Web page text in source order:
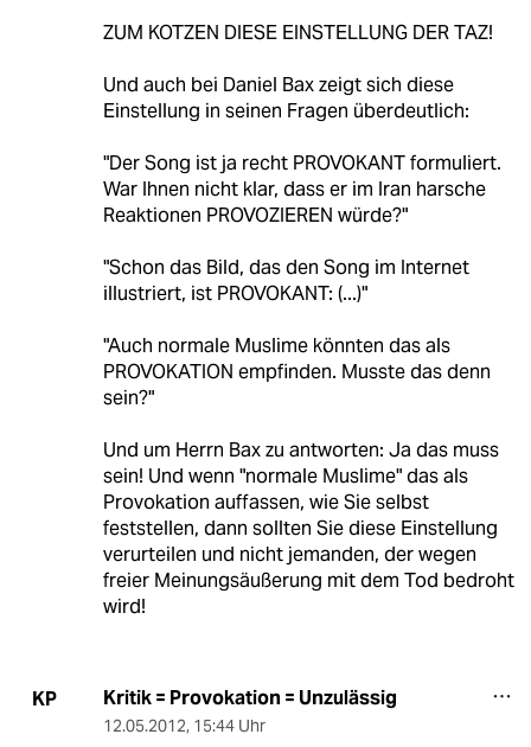
ZUM KOTZEN DIESE EINSTELLUNG DER TAZ!
Und auch bei Daniel Bax zeigt sich diese
Einstellung in seinen Fragen überdeutlich:
"Der Song ist ja recht PROVOKANT formuliert.
War Ihnen nicht klar, dass er im Iran harsche
Reaktionen PROVOZIEREN würde?"
"Schon das Bild, das den Song im Internet
illustriert, ist PROVOKANT: (...)"
"Auch normale Muslime könnten das als
PROVOKATION empfinden. Musste das denn
sein?"
Und um Herrn Bax zu antworten: Ja das muss
sein! Und wenn "normale Muslime" das als
Provokation auffassen, wie Sie selbst
feststellen, dann sollten Sie diese Einstellung
verurteilen und nicht jemanden, der wegen
freier Meinungsäußerung mit dem Tod bedroht
wird!
KP Kritik = Provokation = Unzulässig
12.05.2012, 15:44 Uhr